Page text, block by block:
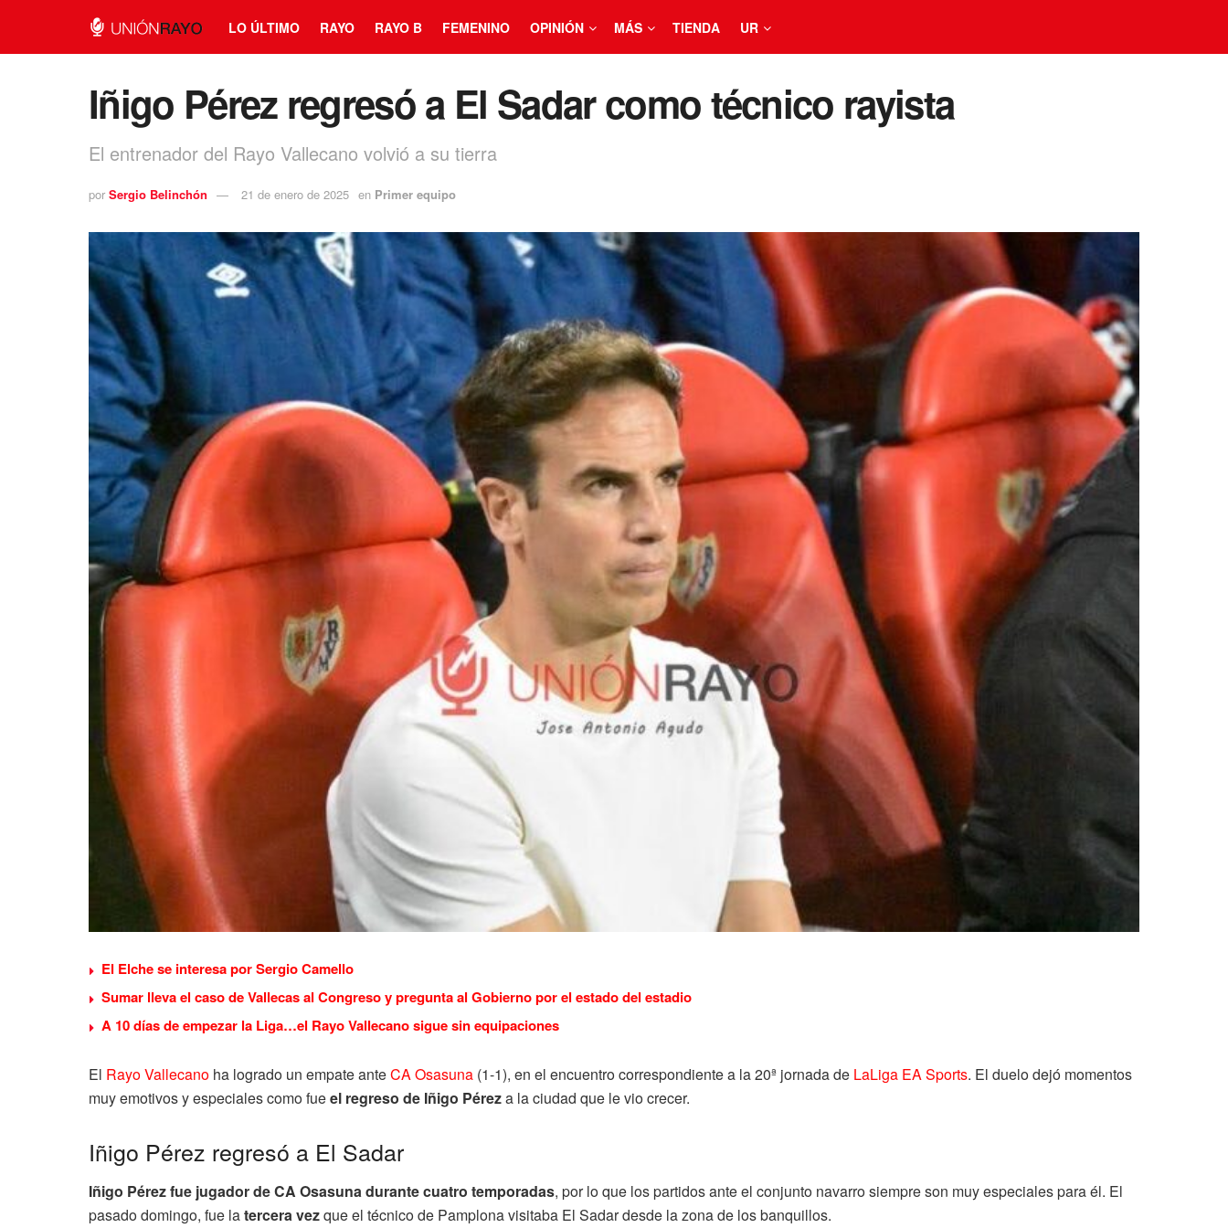
LO ÚLTIMO RAYO RAYO B FEMENINO OPINIÓN MÁS TIENDA UR
Iñigo Pérez regresó a El Sadar como técnico rayista
El entrenador del Rayo Vallecano volvió a su tierra
por Sergio Belinchón 21 de enero de 2025 en Primer equipo
El Elche se interesa por Sergio Camello
Sumar lleva el caso de Vallecas al Congreso y pregunta al Gobierno por el estado del estadio
A 10 días de empezar la Liga…el Rayo Vallecano sigue sin equipaciones
El Rayo Vallecano ha logrado un empate anteCA Osasuna (1-1), en el encuentro correspondiente a la 20ª jornada de LaLiga EA Sports. El duelo dejó momentos
muy emotivos y especiales como fueel regreso de Iñigo Péreza la ciudad que le vio crecer.
Iñigo Pérez regresó a El Sadar
Iñigo Pérez fue jugador de CA Osasuna durante cuatro temporadas, por lo que los partidos ante el conjunto navarro siempre son muy especiales para él. El
pasado domingo, fue latercera vezque el técnico de Pamplona visitaba El Sadar desde la zona de los banquillos.